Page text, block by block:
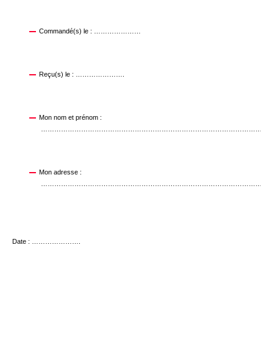
Commandé(s) le : …………………
Reçu(s) le : ………………….
Mon nom et prénom :
Mon adresse :
Date : ………………….